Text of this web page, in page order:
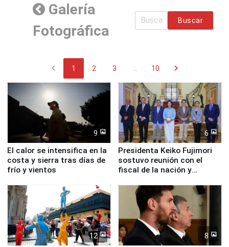
Galería
Fotográfica
Buscar
chevron_left 1 2 3 10 chevron_right
9
El calor se intensifica en la
costa y sierra tras días de
frío y vientos
6
Presidenta Keiko Fujimori
sostuvo reunión con el
fiscal de la nación y
12 8